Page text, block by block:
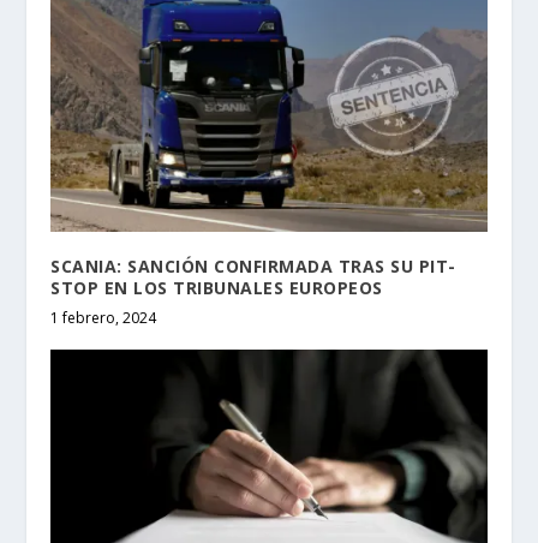
SCANIA: SANCIÓN CONFIRMADA TRAS SU PIT-
STOP EN LOS TRIBUNALES EUROPEOS
1 febrero, 2024